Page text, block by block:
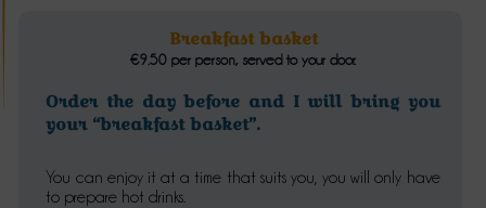
Breakfast basket
€9.50 per person, served to your door.
Order the day before and I will bring you
your “breakfast basket”.
You can enjoy it at a time that suits you, you will only have
to prepare hot drinks.